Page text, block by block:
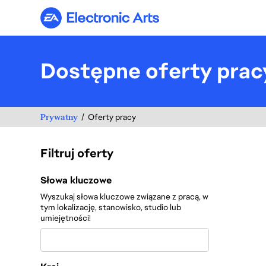
Electronic Arts
Dostępne oferty
Prywatny Oferty pracy
Filtruj oferty
Filtruj oferty
Słowa kluczowe
Wyszukaj słowa kluczowe związane z pracą, w
tym lokalizację, stanowisko, studio lub
umiejętności!